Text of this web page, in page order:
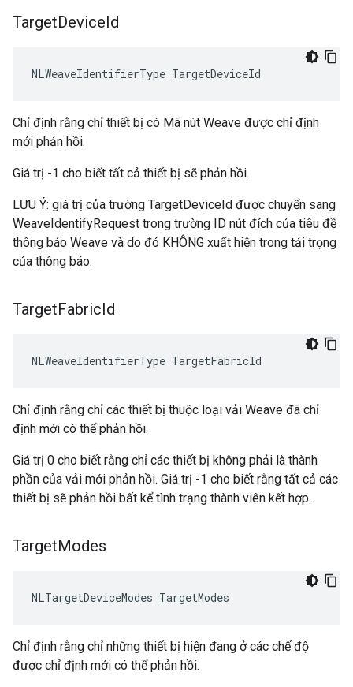
TargetDeviceId
NLWeaveIdentifierType TargetDeviceId
Chỉ định rằng chỉ thiết bị có Mã nút Weave được chỉ định
mới phản hồi.
Giá trị -1 cho biết tất cả thiết bị sẽ phản hồi.
LƯU Ý: giá trị của trường TargetDeviceId được chuyển sang
WeaveIdentifyRequest trong trường ID nút đích của tiêu đề
thông báo Weave và do đó KHÔNG xuất hiện trong tải trọng
của thông báo.
TargetFabricId
NLWeaveIdentifierType TargetFabricId
Chỉ định rằng chỉ các thiết bị thuộc loại vải Weave đã chỉ
định mới có thể phản hồi.
Giá trị 0 cho biết rằng chỉ các thiết bị không phải là thành
phần của vải mới phản hồi. Giá trị -1 cho biết rằng tất cả các
thiết bị sẽ phản hồi bất kể tình trạng thành viên kết hợp.
TargetModes
NLTargetDeviceModes TargetModes
Chỉ định rằng chỉ những thiết bị hiện đang ở các chế độ
được chỉ định mới có thể phản hồi.